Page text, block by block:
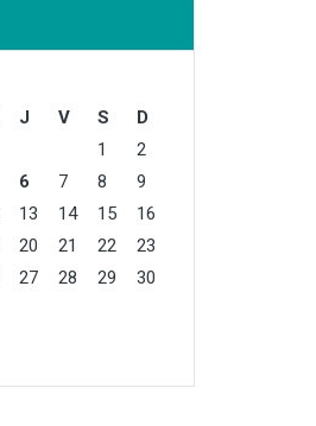
J V S
D
1
2
6 7 8
9
13 14 15
16
20 21 22
23
27 28 29
30